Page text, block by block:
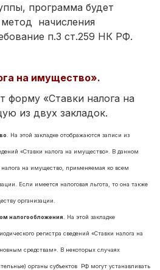
программа будет
начисления
п.3 ст.259 НК РФ.
на имущество».
форму «Ставки налога на
из двух закладок.
. На этой закладке отображаются записи из
«Ставки налога на имущество». В данном
налога на имущество, применяемая ко всем
Если имеется налоговая льгота, то она также
организации.
налогообложения . На этой закладке
регистра сведений «Ставки налога на
средствам». В некоторых случаях
органы субъектов РФ могут устанавливать